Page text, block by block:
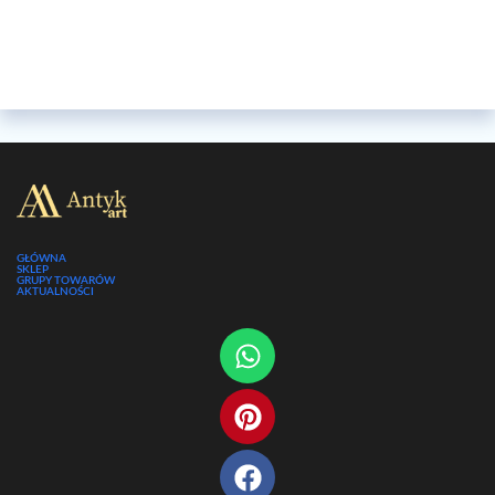
GŁÓWNA
SKLEP
GRUPY TOWARÓW
AKTUALNOŚCI